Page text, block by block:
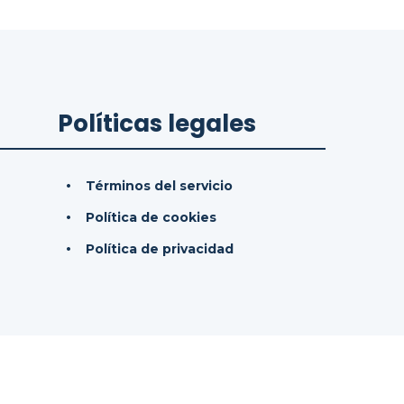
Políticas legales
Términos del servicio
Política de cookies
Política de privacidad